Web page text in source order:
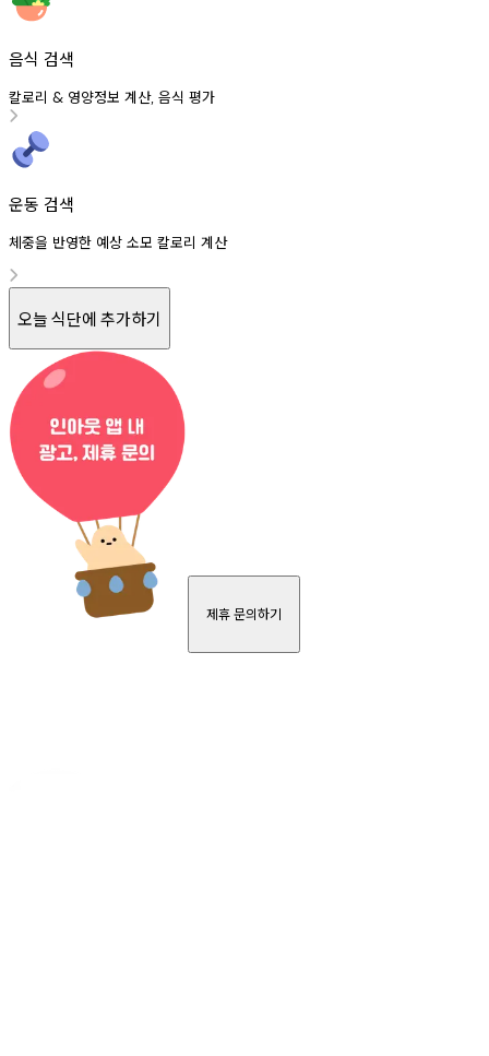
음식 검색
칼로리 & 영양정보 계산, 음식 평가
운동 검색
체중을 반영한 예상 소모 칼로리 계산
오늘 식단에 추가하기
제휴 문의하기